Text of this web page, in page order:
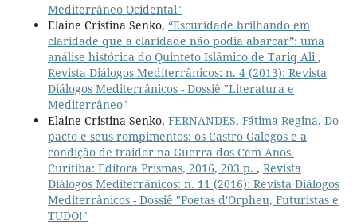
Mediterrâneo Ocidental"
Elaine Cristina Senko, “Escuridade brilhando em
claridade que a claridade não podia abarcar”: uma
análise histórica do Quinteto Islâmico de Tariq Ali ,
Revista Diálogos Mediterrânicos: n. 4 (2013): Revista
Diálogos Mediterrânicos - Dossiê "Literatura e
Mediterrâneo"
Elaine Cristina Senko, FERNANDES, Fátima Regina. Do
pacto e seus rompimentos: os Castro Galegos e a
condição de traidor na Guerra dos Cem Anos.
Curitiba: Editora Prismas, 2016, 203 p. , Revista
Diálogos Mediterrânicos: n. 11 (2016): Revista Diálogos
Mediterrânicos - Dossiê "Poetas d'Orpheu, Futuristas e
TUDO!"